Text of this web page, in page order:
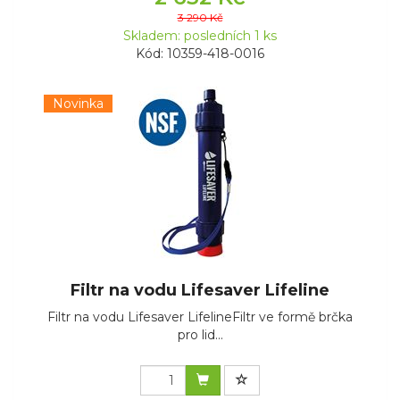
3 290 Kč
Skladem: posledních 1 ks
Kód: 10359-418-0016
Novinka
Filtr na vodu Lifesaver Lifeline
Filtr na vodu Lifesaver LifelineFiltr ve formě brčka
pro lid...